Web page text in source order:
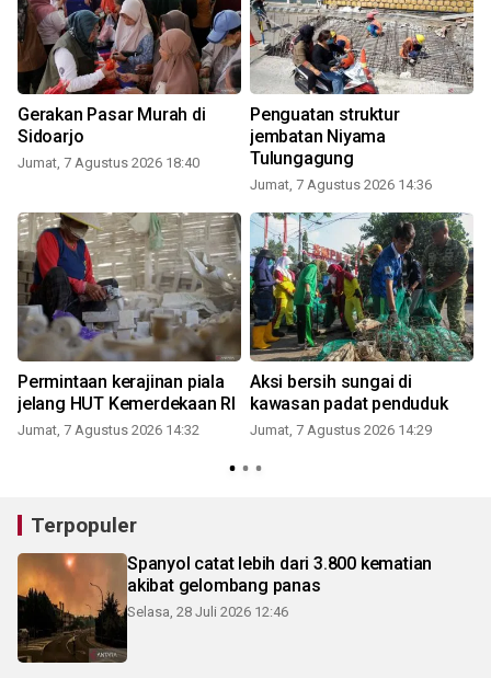
Gerakan Pasar Murah di
Sidoarjo
Jumat, 7 Agustus 2026 18:40
Penguatan struktur
jembatan Niyama
Tulungagung
Jumat, 7 Agustus 2026 14:36
Permintaan kerajinan piala
jelang HUT Kemerdekaan RI
Jumat, 7 Agustus 2026 14:32
Aksi bersih sungai di
kawasan padat penduduk
Jumat, 7 Agustus 2026 14:29
Terpopuler
Spanyol catat lebih dari 3.800 kematian
akibat gelombang panas
Selasa, 28 Juli 2026 12:46